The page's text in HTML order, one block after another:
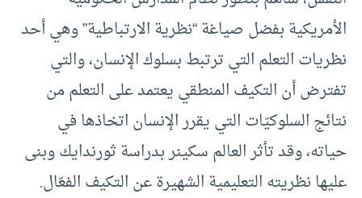
الأمريكية بفضل صياغة “نظرية الارتباطية” وهي أحد
نظريات التعلم التي ترتبط بسلوك الإنسان، والتي
تفترض أن التكيف المنطقي يعتمد على التعلم من
نتائج السلوكيّات التي يقرر الإنسان اتخاذها في
حياته، وقد تأثر العالم سكينر بدراسة ثورندايك وبنى
عليها نظريته التعليمية الشهيرة عن التكيف الفعّال.